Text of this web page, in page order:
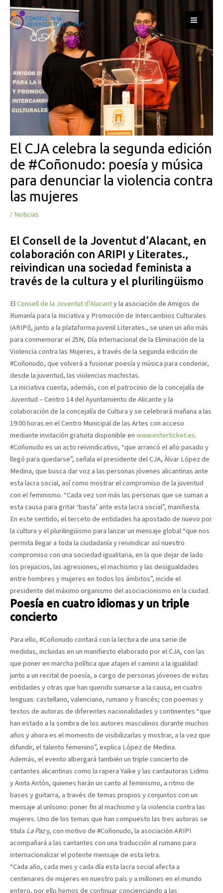
contenido
MAIN
El CJA celebra la segunda edición
de #Coñonudo: poesía y música
para denunciar la violencia contra
las mujeres
/Noticias
El Consell de la Joventut d’Alacant, en
colaboración con ARIPI y Literates.,
reivindican una sociedad feminista a
través de la cultura y el plurilingüismo
ElConsell de la Joventut d’Alacanty la asociación de Amigos de
Rumanía para la Iniciativa y Promoción de Intercambios Culturales
(ARIPI), junto a la plataforma juvenil Literates., se unen un año más
para conmemorar el 25N, Día Internacional de la Eliminación de la
Violencia contra las Mujeres, a través de la segunda edición de
#Coñonudo, que volverá a fusionar poesía y música para condenar,
desde la juventud, las violencias machistas.
La iniciativa cuenta, además, con el patrocinio de la concejalía de
Juventud – Centro 14 del Ayuntamiento de Alicante y la
colaboración de la concejalía de Cultura y se celebrará mañana a las
19:00 horas en el Centro Municipal de las Artes con acceso
mediante invitación gratuita disponible enwww.enterticket.es.
#Coñonudo es un acto reivindicativo, “que arrancó el año pasado y
llegó para quedarse”, señala el presidente del CJA, Àlvar López de
Medina, que busca dar voz a las personas jóvenes alicantinas ante
esta lacra social, así como mostrar el compromiso de la juventud
con el feminismo. “Cada vez son más las personas que se suman a
esta causa para gritar ‘basta’ ante esta lacra social”, manifiesta.
En este sentido, el terceto de entidades ha apostado de nuevo por
la cultura y el plurilingüismo para lanzar un mensaje global “que nos
permita llegar a toda la ciudadanía y reivindicar así nuestro
compromiso con una sociedad igualitaria, en la que dejar de lado
los prejuicios, las agresiones, el machismo y las desigualdades
entre hombres y mujeres en todos los ámbitos”, incide el
presidente del máximo organismo del asociacionismo en la ciudad.
Poesía en cuatro idiomas y un triple
concierto
Para ello, #Coñonudo contará con la lectura de una serie de
medidas, incluidas en un manifiesto elaborado por el CJA, con las
que poner en marcha política que atajen el camino a la igualdad
junto a un recital de poesía, a cargo de personas jóvenes de estas
entidades y otras que han querido sumarse a la causa, en cuatro
lenguas: castellano, valenciano, rumano y francés; con poemas y
textos de autoras de diferentes nacionalidades y continentes “que
han estado a la sombra de los autores masculinos durante muchos
años y ahora es el momento de visibilizarlas y mostrar, a la vez que
difundir, el talento femenino”, explica López de Medina.
Además, el evento albergará también un triple concierto de
cantantes alicantinas como la rapera Yaike y las cantautoras Lidmo
y Anita Antón, quienes harán un canto al feminismo, a ritmo de
bases y guitarra, a través de temas propios y conjuntos con un
mensaje al unísono: poner fin al machismo y la violencia contra las
mujeres. Uno de los temas que han compuesto las tres autoras se
titula La Pazy, con motivo de #Coñonudo, la asociación ARIPI
acompañará a las cantantes con una traducción al rumano para
internacionalizar el potente mensaje de esta letra.
“Cada año, cada mes y cada día esta lacra social afecta a
centenares de mujeres en nuestro país y a millones en el mundo
entero, por ello hemos de continuar concienciando a las
Navegación
de
entradas
S
e
h